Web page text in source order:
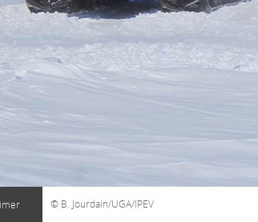
B. Jourdain/UGA/IPEV